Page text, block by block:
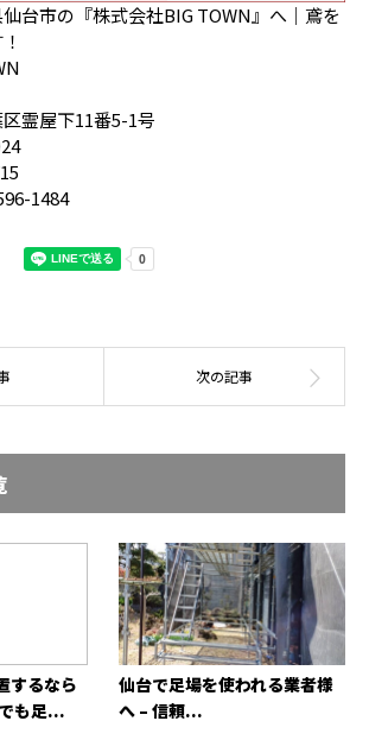
台市の『株式会社BIG TOWN』へ｜鳶を
霊屋下11番5-1号
1484
するなら
も足...
仙台で足場を使われる業者様
へ – 信頼...